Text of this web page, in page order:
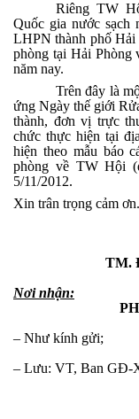
Riêng TW
Quốc gia nước sạch
LHPN thành phố Hải
phòng tại Hải Phòng
năm nay.
Trên đây là
ứng Ngày thế giới
thành, đơn vị trực
chức thực hiện tại
hiện theo mẫu báo
phòng về TW Hội
5/11/2012.
Xin trân trọng cảm
TM.
Nơi nhận:
– Như
– Lưu: VT, Ban GĐ-